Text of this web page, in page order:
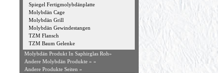
Spiegel Fertigmolybdänplatte
Molybdän Cage
Molybdän Grill
Molybdän Gewindestangen
TZM Flansch
TZM Baum Gelenke
Molybdän Produkt In Saphirglas Roh»
Andere Molybdän Produkte » »
Andere Produkte Seiten »